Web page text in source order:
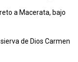
a Macerata, bajo
de Dios Carmen